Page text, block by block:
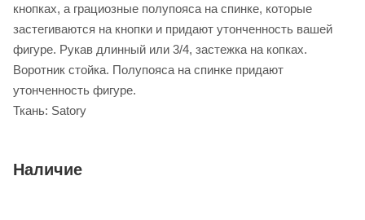
кнопках, а грациозные полупояса на спинке, которые
застегиваются на кнопки и придают утонченность вашей
фигуре. Рукав длинный или 3/4, застежка на копках.
Воротник стойка. Полупояса на спинке придают
утонченность фигуре.
Ткань: Satory
Наличие